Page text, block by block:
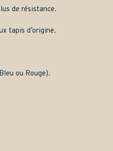
de résistance.
tapis d’origine.
ou Rouge).